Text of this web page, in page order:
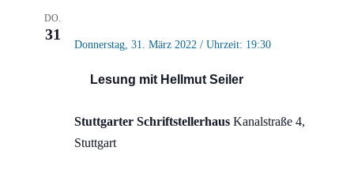
DO.
31
Lesung mit Hellmut Seiler
Donnerstag, 31. März 2022 / Uhrzeit: 19:30
Stuttgarter Schriftstellerhaus Kanalstraße 4,
Stuttgart